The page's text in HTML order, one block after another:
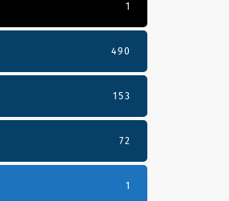
1
490
153
72
1